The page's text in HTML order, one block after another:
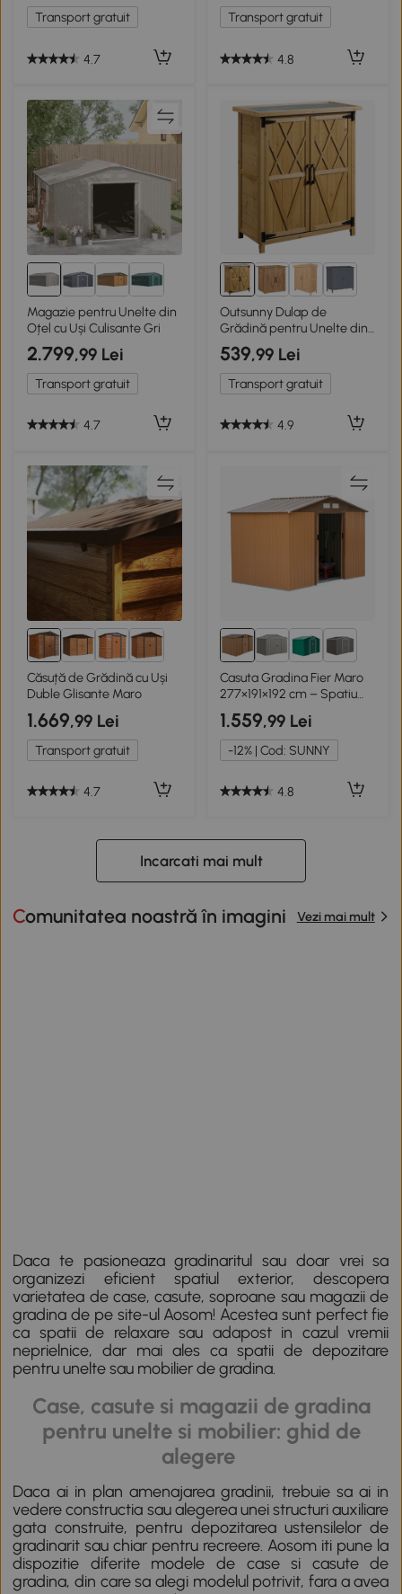
Transport gratuit
4.7
Transport gratuit
4.8
Magazie pentru Unelte din
Oțel cu Uși Culisante Gri
2.799,99 Lei
Transport gratuit
4.7
Outsunny Dulap de
Grădină pentru Unelte din
Lemn cu 2 Uși
539,99 Lei
Transport gratuit
4.9
Căsuță de Grădină cu Uși
Duble Glisante Maro
1.669,99 Lei
Transport gratuit
4.7
1+
Casuta Gradina Fier Maro
277×191×192 cm – Spatiu
Mare
1.559,99 Lei
-12% | Cod: SUNNY
4.8
Incarcati mai mult
Comunitatea noastră în imagini Vezi mai mult
Daca te pasioneaza gradinaritul sau doar vrei sa
organizezi eficient spatiul exterior, descopera
varietatea de case, casute, soproane sau magazii de
gradina de pe site-ul Aosom! Acestea sunt perfect fie
ca spatii de relaxare sau adapost in cazul vremii
neprielnice, dar mai ales ca spatii de depozitare
pentru unelte sau mobilier de gradina.
Case, casute si magazii de gradina
pentru unelte si mobilier: ghid de
alegere
Daca ai in plan amenajarea gradinii, trebuie sa ai in
vedere constructia sau alegerea unei structuri auxiliare
gata construite, pentru depozitarea ustensilelor de
gradinarit sau chiar pentru recreere. Aosom iti pune la
dispozitie diferite modele de case si casute de
gradina, din care sa alegi modelul potrivit, fara a avea